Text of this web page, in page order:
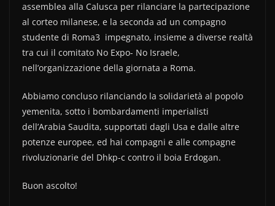
assemblea alla Calusca per rilanciare la partecipazione
al corteo milanese, e la seconda ad un compagno
studente di Roma3 impegnato, insieme a diverse realtà
tra cui il comitato No Expo- No Israele,
nell’organizzazione della giornata a Roma.
Abbiamo concluso rilanciando la solidarietà al popolo
yemenita, sotto i bombardamenti imperialisti
dell’Arabia Saudita, supportati dagli Usa e dalle altre
potenze europee, ed hai compagni e alle compagne
rivoluzionarie del Dhkp-c contro il boia Erdogan.
Buon ascolto!